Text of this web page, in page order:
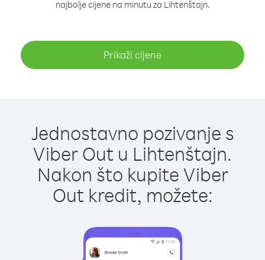
najbolje cijene na minutu za Lihtenštajn.
Prikaži cijene
Jednostavno pozivanje s
Viber Out u Lihtenštajn.
Nakon što kupite Viber
Out kredit, možete: